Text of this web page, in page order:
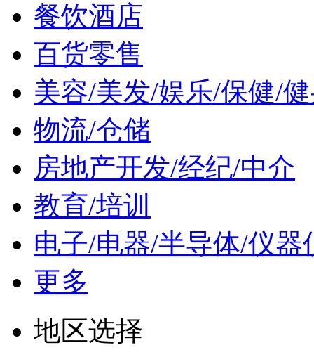
餐饮酒店
百货零售
美容/美发/娱乐/保健/
物流/仓储
房地产开发/经纪/中介
教育/培训
电子/电器/半导体/仪器
更多
地区选择